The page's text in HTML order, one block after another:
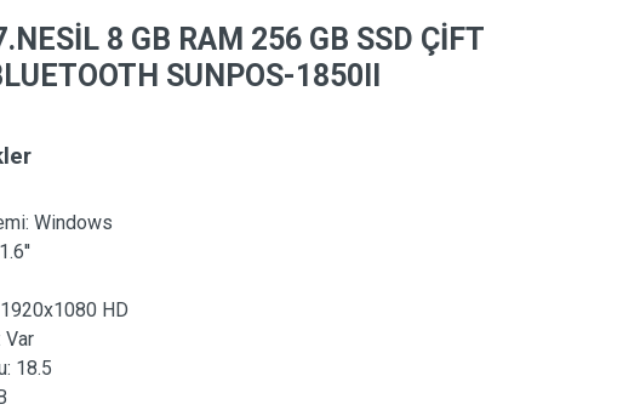
8 GB RAM 256 GB SSD ÇİFT
SUNPOS-1850II
Windows
1920x1080 HD
Var
18.5